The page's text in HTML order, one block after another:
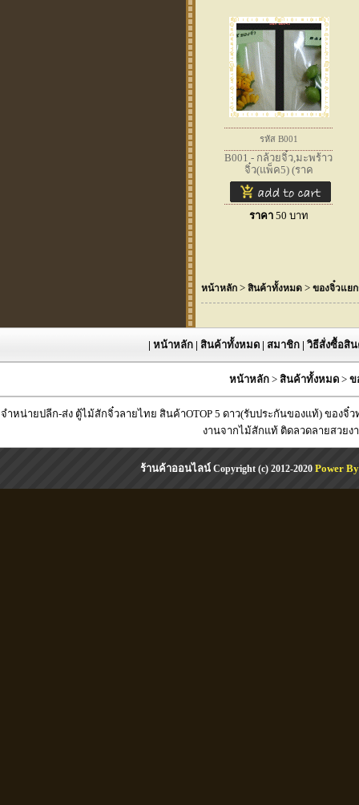
รหัส B001
B001 - กล้วยจิ๋ว,มะพร้าว
จิ๋ว(แพ็ค5) (ราค
ราคา 50 บาท
หน้าหลัก > สินค้าทั้งหมด > ของจิ๋วแย
| หน้าหลัก | สินค้าทั้งหมด | สมาชิก | วิธีสั่งซื้อสิ
หน้าหลัก> สินค้าทั้งหมด> ข
จำหน่ายปลีก-ส่ง ตู้ไม้สักจิ๋วลายไทย สินค้าOTOP 5 ดาว(รับประกันของแท้) ของ
งานจากไม้สักแท้ ติดลวดลายสวยง
ร้านค้าออนไลน์Copyright (c) 2012-2020 Power